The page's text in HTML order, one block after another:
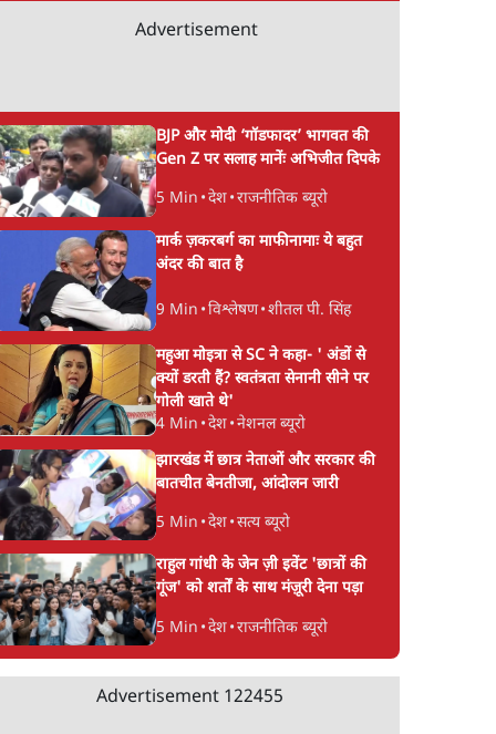
Advertisement
BJP और मोदी ‘गॉडफादर’ भागवत की
Gen Z पर सलाह मानेंः अभिजीत दिपके
5 Min •देश•राजनीतिक ब्यूरो
मार्क ज़करबर्ग का माफीनामाः ये बहुत
अंदर की बात है
9 Min •विश्लेषण•शीतल पी. सिंह
महुआ मोइत्रा से SC ने कहा- ' अंडों से
क्यों डरती हैं? स्वतंत्रता सेनानी सीने पर
गोली खाते थे'
4 Min •देश•नेशनल ब्यूरो
झारखंड में छात्र नेताओं और सरकार की
बातचीत बेनतीजा, आंदोलन जारी
5 Min •देश•सत्य ब्यूरो
राहुल गांधी के जेन ज़ी इवेंट 'छात्रों की
गूंज' को शर्तों के साथ मंज़ूरी देना पड़ा
5 Min •देश•राजनीतिक ब्यूरो
Advertisement 122455